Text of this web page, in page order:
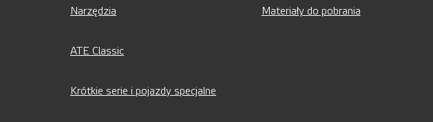
Narzędzia
ATE Classic
Krótkie serie i pojazdy specjalne
Materiały do pobrania